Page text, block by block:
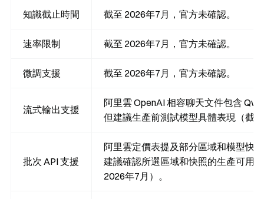
知識截止時間 截至 2026年7月，官方未確認。
速率限制 截至 2026年7月，官方未確認。
微調支援 截至 2026年7月，官方未確認。
流式輸出支援
阿里雲 OpenAI 相容聊天文件包含
但建議生產前測試模型具體表現（截
批次 API 支援
阿里雲定價表提及部分區域和模型快
建議確認所選區域和快照的生產可用
2026年7月）。